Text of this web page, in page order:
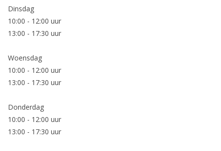
Dinsdag
10:00 - 12:00 uur
13:00 - 17:30 uur
Woensdag
10:00 - 12:00 uur
13:00 - 17:30 uur
Donderdag
10:00 - 12:00 uur
13:00 - 17:30 uur